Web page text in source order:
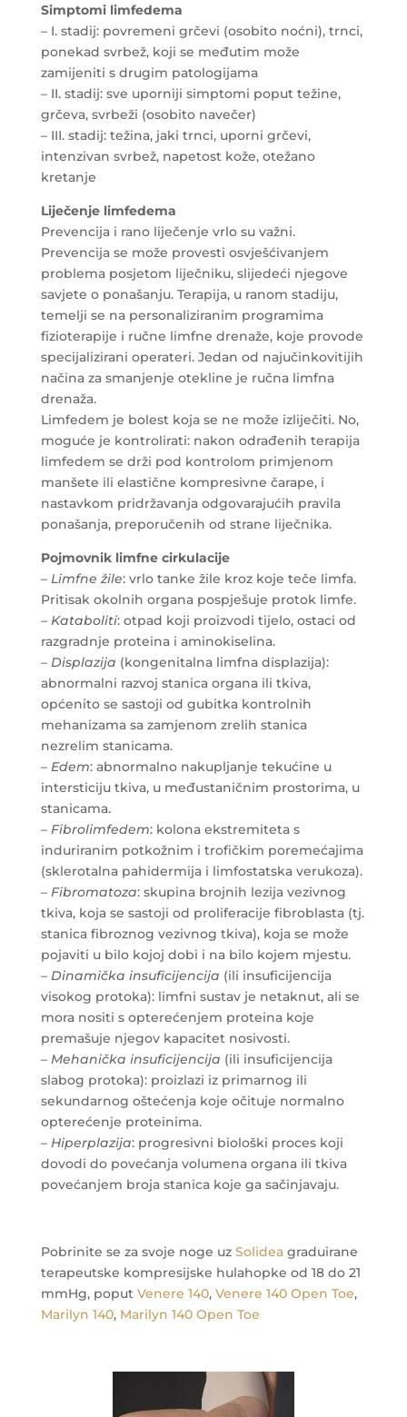
Simptomi limfedema
– I. stadij: povremeni grčevi (osobito noćni), trnci,
ponekad svrbež, koji se međutim može
zamijeniti s drugim patologijama
– II. stadij: sve uporniji simptomi poput težine,
grčeva, svrbeži (osobito navečer)
– III. stadij: težina, jaki trnci, uporni grčevi,
intenzivan svrbež, napetost kože, otežano
kretanje
Liječenje limfedema
Prevencija i rano liječenje vrlo su važni.
Prevencija se može provesti osvješćivanjem
problema posjetom liječniku, slijedeći njegove
savjete o ponašanju. Terapija, u ranom stadiju,
temelji se na personaliziranim programima
fizioterapije i ručne limfne drenaže, koje provode
specijalizirani operateri. Jedan od najučinkovitijih
načina za smanjenje otekline je ručna limfna
drenaža.
Limfedem je bolest koja se ne može izliječiti. No,
moguće je kontrolirati: nakon odrađenih terapija
limfedem se drži pod kontrolom primjenom
manšete ili elastične kompresivne čarape, i
nastavkom pridržavanja odgovarajućih pravila
ponašanja, preporučenih od strane liječnika.
Pojmovnik limfne cirkulacije
– Limfne žile: vrlo tanke žile kroz koje teče limfa.
Pritisak okolnih organa pospješuje protok limfe.
– Kataboliti: otpad koji proizvodi tijelo, ostaci od
razgradnje proteina i aminokiselina.
– Displazija (kongenitalna limfna displazija):
abnormalni razvoj stanica organa ili tkiva,
općenito se sastoji od gubitka kontrolnih
mehanizama sa zamjenom zrelih stanica
nezrelim stanicama.
– Edem: abnormalno nakupljanje tekućine u
intersticiju tkiva, u međustaničnim prostorima, u
stanicama.
– Fibrolimfedem: kolona ekstremiteta s
induriranim potkožnim i trofičkim poremećajima
(sklerotalna pahidermija i limfostatska verukoza).
– Fibromatoza: skupina brojnih lezija vezivnog
tkiva, koja se sastoji od proliferacije fibroblasta (tj.
stanica fibroznog vezivnog tkiva), koja se može
pojaviti u bilo kojoj dobi i na bilo kojem mjestu.
– Dinamička insuficijencija (ili insuficijencija
visokog protoka): limfni sustav je netaknut, ali se
mora nositi s opterećenjem proteina koje
premašuje njegov kapacitet nosivosti.
– Mehanička insuficijencija (ili insuficijencija
slabog protoka): proizlazi iz primarnog ili
sekundarnog oštećenja koje očituje normalno
opterećenje proteinima.
– Hiperplazija: progresivni biološki proces koji
dovodi do povećanja volumena organa ili tkiva
povećanjem broja stanica koje ga sačinjavaju.
Pobrinite se za svoje noge uz Solideagraduirane
terapeutske kompresijske hulahopke od 18 do 21
mmHg, poput Venere 140, Venere 140 Open Toe,
Marilyn 140, Marilyn 140 Open Toe